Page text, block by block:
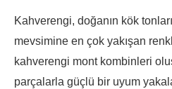
Kahverengi, doğanın kök
mevsimine en çok yakışan
kahverengi mont kombinleri
parçalarla güçlü bir uyum